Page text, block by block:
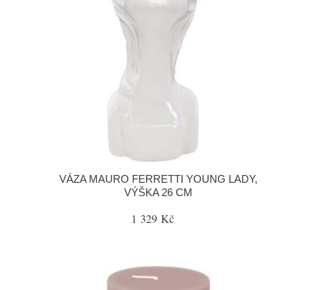
VÁZA MAURO FERRETTI YOUNG LADY,
VÝŠKA 26 CM
1 329 Kč